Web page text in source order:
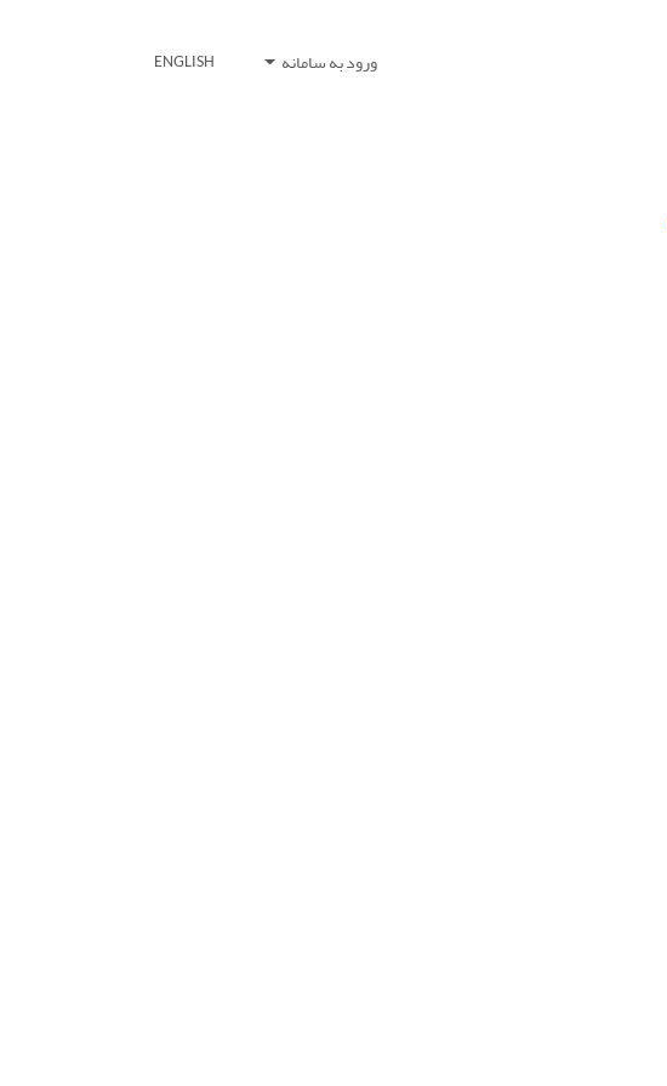
ورود به سامانه ENGLISH